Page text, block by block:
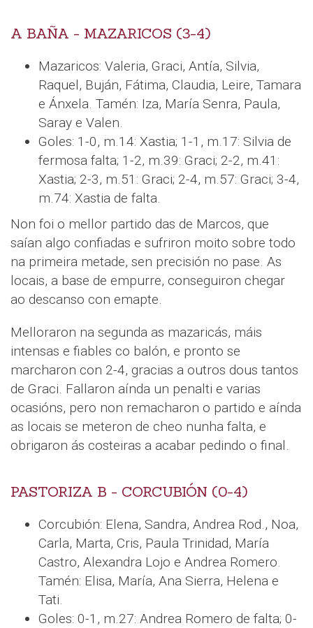
A BAÑA - MAZARICOS (3-4)
Mazaricos: Valeria, Graci, Antía, Silvia,
Raquel, Buján, Fátima, Claudia, Leire, Tamara
e Ánxela. Tamén: Iza, María Senra, Paula,
Saray e Valen.
Goles: 1-0, m.14: Xastia; 1-1, m.17: Silvia de
fermosa falta; 1-2, m.39: Graci; 2-2, m.41:
Xastia; 2-3, m.51: Graci; 2-4, m.57: Graci; 3-4,
m.74: Xastia de falta.
Non foi o mellor partido das de Marcos, que
saían algo confiadas e sufriron moito sobre todo
na primeira metade, sen precisión no pase. As
locais, a base de empurre, conseguiron chegar
ao descanso con emapte.
Melloraron na segunda as mazaricás, máis
intensas e fiables co balón, e pronto se
marcharon con 2-4, gracias a outros dous tantos
de Graci. Fallaron aínda un penalti e varias
ocasións, pero non remacharon o partido e aínda
as locais se meteron de cheo nunha falta, e
obrigaron ás costeiras a acabar pedindo o final.
PASTORIZA B - CORCUBIÓN (0-4)
Corcubión: Elena, Sandra, Andrea Rod., Noa,
Carla, Marta, Cris, Paula Trinidad, María
Castro, Alexandra Lojo e Andrea Romero.
Tamén: Elisa, María, Ana Sierra, Helena e
Tati.
Goles: 0-1, m.27: Andrea Romero de falta; 0-